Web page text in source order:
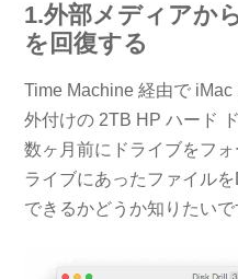
1.外部メディアか
を回復する
Time Machine 経由で iMac
外付けの 2TB HP ハード
数ヶ月前にドライブをフ
ライブにあったファイル
できるかどうか知りたいで